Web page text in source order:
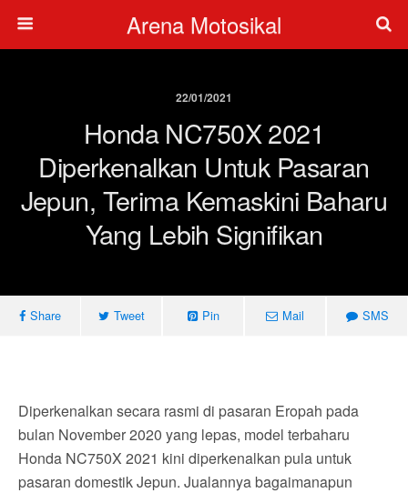
Arena Motosikal
22/01/2021
Honda NC750X 2021
Diperkenalkan Untuk Pasaran
Jepun, Terima Kemaskini Baharu
Yang Lebih Signifikan
Share Tweet Pin Mail SMS
Diperkenalkan secara rasmi di pasaran Eropah pada
bulan November 2020 yang lepas, model terbaharu
Honda NC750X 2021 kini diperkenalkan pula untuk
pasaran domestik Jepun. Jualannya bagaimanapun